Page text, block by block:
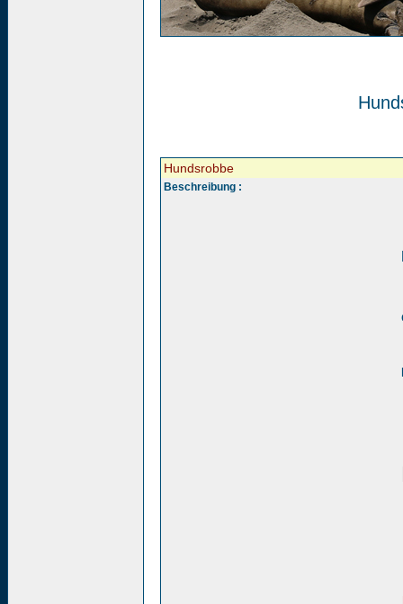
Hundsrobbe
Beschreibung :